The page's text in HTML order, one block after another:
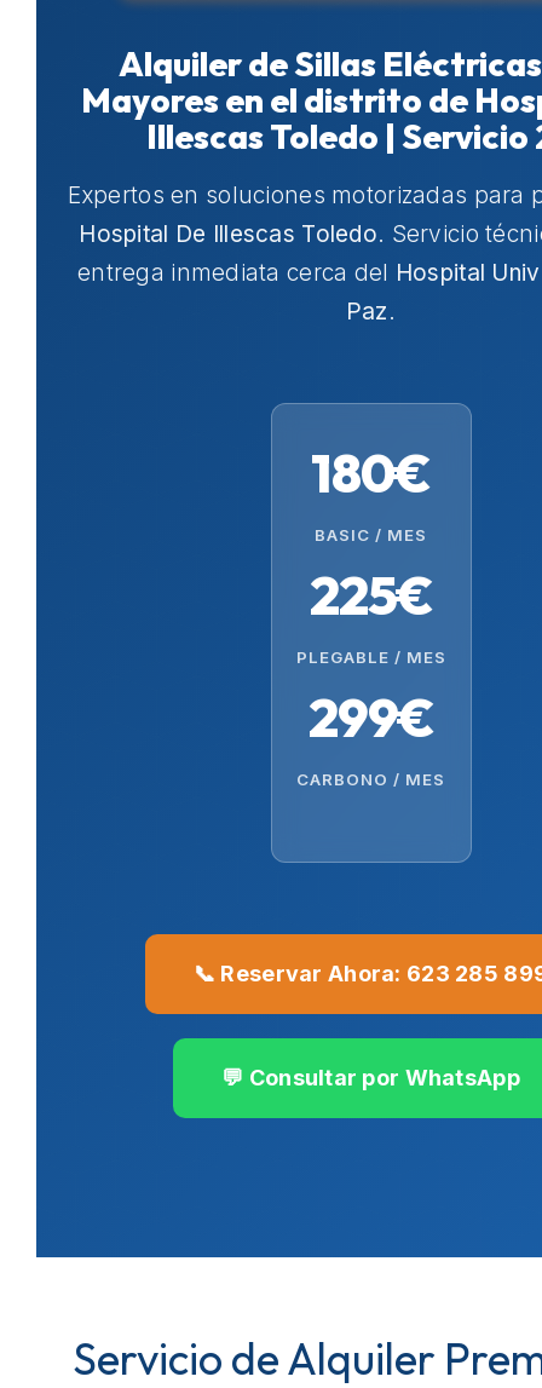
Alquiler de Sillas
Mayores en el distrito de
Illescas Toledo | Servicio
Expertos en soluciones motorizadas para
Hospital De Illescas Toledo. Servicio
entrega inmediata cerca del Hospital
Paz.
180€
BASIC / MES
225€
PLEGABLE / MES
299€
CARBONO / MES
📞 Reservar Ahora: 623 285
💬 Consultar por WhatsApp
Servicio de Alquiler